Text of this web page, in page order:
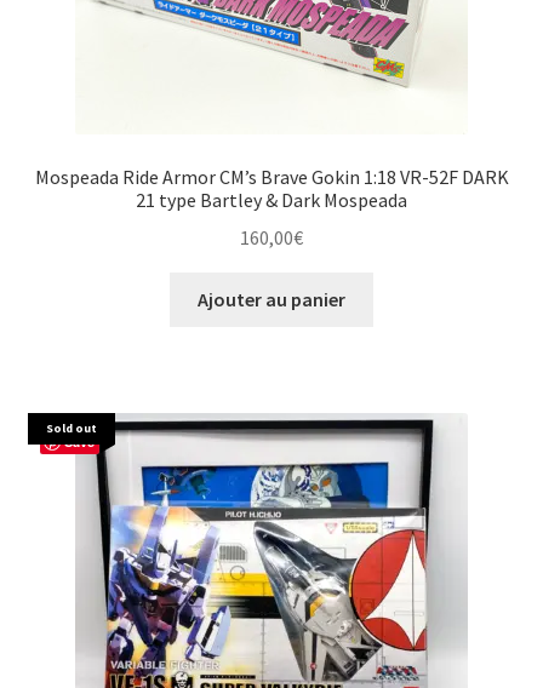
Mospeada Ride Armor CM’s Brave Gokin 1:18 VR-52F DARK
21 type Bartley & Dark Mospeada
160,00€
Ajouter au panier
Sold out
Save